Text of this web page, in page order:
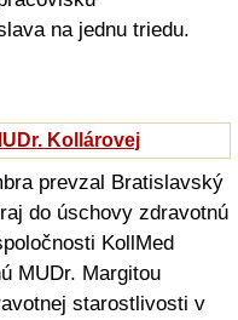
na jednu triedu.
Kollárovej
prevzal Bratislavský
do úschovy zdravotnú
KollMed
MUDr. Margitou
starostlivosti v